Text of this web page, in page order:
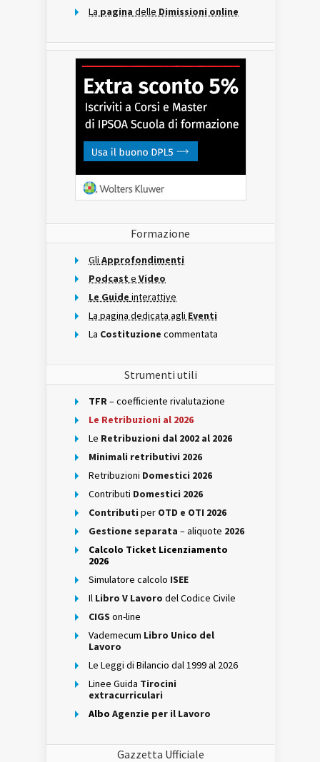
La pagina delle Dimissioni online
Formazione
Gli Approfondimenti
Podcast e Video
Le Guide interattive
La pagina dedicata agli Eventi
La Costituzione commentata
Strumenti utili
TFR– coefficiente rivalutazione
Le Retribuzioni al 2026
Le Retribuzioni dal 2002 al 2026
Minimali retributivi 2026
Retribuzioni Domestici 2026
Contributi Domestici 2026
Contributi per OTD e OTI 2026
Gestione separata – aliquote 2026
Calcolo Ticket Licenziamento
2026
Simulatore calcolo ISEE
Il Libro V Lavoro del Codice Civile
CIGS on-line
Vademecum Libro Unico del
Lavoro
Le Leggi di Bilancio dal 1999 al 2026
Linee Guida Tirocini
extracurriculari
Albo Agenzie per il Lavoro
Gazzetta Ufficiale